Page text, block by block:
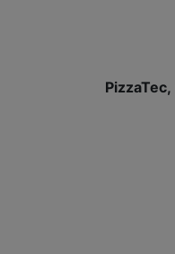
PizzaTec